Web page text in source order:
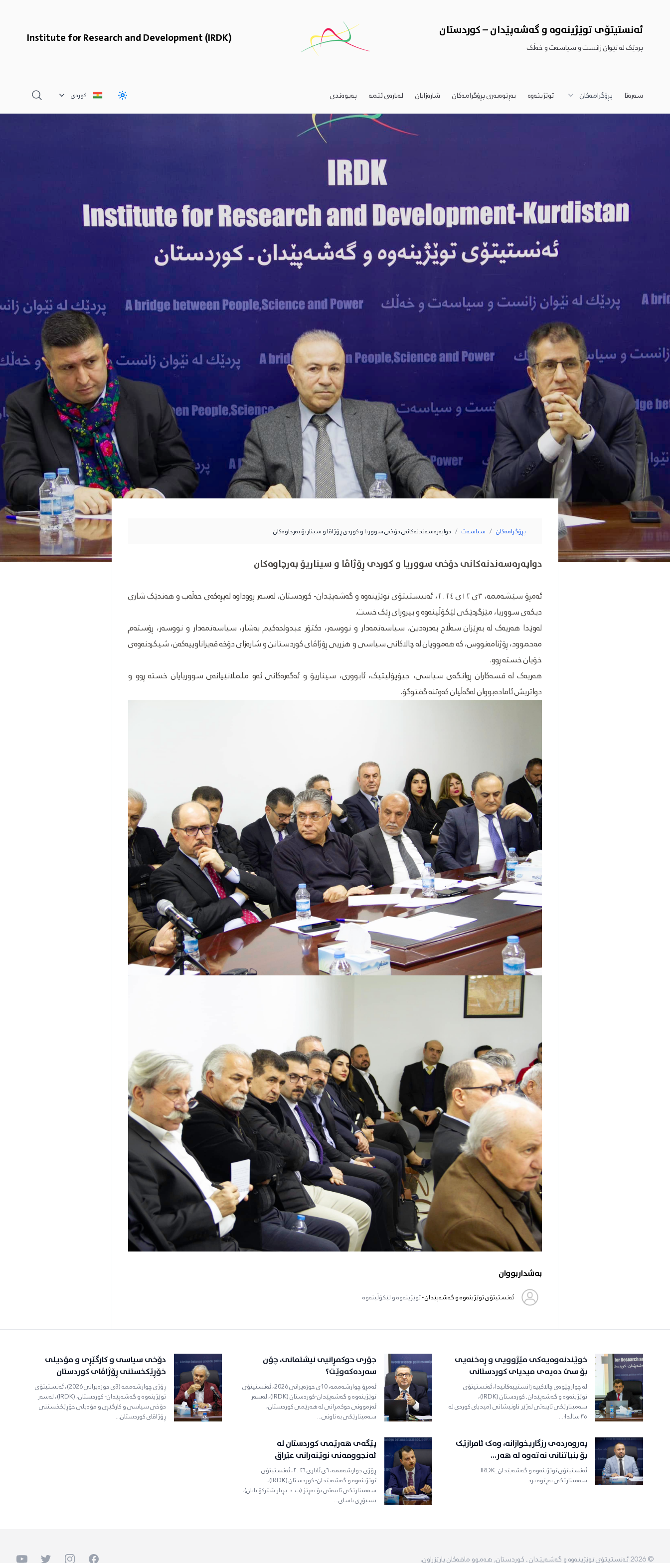
ئەنستیتۆى توێژینەوە و گەشەپێدان – کوردستان
پردێک لە نێوان زانست و سیاسەت و خەڵک
Institute for Research and Development (IRDK)
سەرەتا پڕۆگرامەکان توێژینەوە بەڕێوەبەری پڕۆگرامەکان شارەزایان لەبارەى ئێمە پەیوەندی کوردی, change language
پڕۆگرامەکان / سیاسەت / دواپەرەسەندنەکانی دۆخی سووریا و کوردی ڕۆژاڤا و سیناریۆ بەرچاوەکان
دواپەرەسەندنەکانی دۆخی سووریا و کوردی ڕۆژاڤا و سیناریۆ بەرچاوەکان
ئەمڕۆ سێشەممە، ٣ی ١٢ی ٢٠٢٤، ئەنیستیتۆی توێژینەوە و گەشەپێدان- کوردستان، لەسەر ڕووداوە لەپڕەکەی حەڵەب و هەندێک شاری
دیکەی سووریا، مێزگردێکی لێکۆڵینەوە و بیروڕای ڕێک خست.
لەوێدا هەریەک لە بەڕێزان سەڵاح بەدرەدین، سیاسەتمەدار و نووسەر، دکتۆر عبدولحەکیم بەشار، سیاسەتمەدار و نووسەر، ڕۆستەم
مەحموود، ڕۆژنامەنووس، کە هەموویان لە چالاکانی سیاسی و هزریی ڕۆژاڤای کوردستانن و شارەزای دۆخە قەیراناوییەکەن، شیکردنەوەی
خۆیان خستە ڕوو.
هەریەک لە قسەکاران ڕوانگەی سیاسی، جیۆپۆلیتیک، ئابووری، سیناریۆ و ئەگەرەکانی ئەو ململانێیانەی سووریایان خستە ڕوو و
دواتریش ئامادەبووان لەگەڵیان کەوتنە گفتوگۆ.
بەشداربووان
ئەنستیتۆی توێژینەوە و گەشەپێدان -توێژینەوە و لێکۆڵینەوە
خوێندنەوەیەکی مێژوویی و ڕەخنەیی
بۆ سێ دەیەی میدیای کوردستانی
لە چوارچێوەی چالاکییە زانستییەکانیدا، ئەنستیتۆی
توێژینەوە و گەشەپێدان ـ کوردستان (IRDK)،
سەمینارێکی تایبەتی لەژێر ناونیشانی (میدیای کوردی لە
٣٥ ساڵدا؛...
جۆری حوکمڕانیی نیشتمانی، چۆن
سەردەکەوێت؟
ئەمڕۆ چوارشەممە، 10ی حوزەیرانی 2026، ئەنستیتۆی
توێژینەوە و گەشەپێدان-کوردستان (IRDK)، لەسەر
ئەزموونی حوکمڕانی لە هەرێمی کوردستان،
سەمینارێکی بە ناونی...
دۆخی سیاسی و کارگێڕی و مۆدیلی
خۆڕێکخستنی ڕۆژاڤای کوردستان
ڕۆژی چوارشەممە (3ی حوزەیرانی 2026)، ئەنستیتۆی
توێژینەوە و گەشەپێدان- کوردستان، (IRDK)، لەسەر
دۆخی سیاسی و کارگێڕی و مۆدیلی خۆڕێکخستنی
ڕۆژاڤای کوردستان...
پەروەردەی رزگاریخوازانە، وەک ئامرازێک
بۆ بنیاتنانی نەتەوە لە هەر...
ئەنستیتۆی توێژینەوە و گەشەپێدان_IRDK
سەمینارێکی بەڕێوە برد
پێگەى هەرێمی کوردستان لە
ئەنجوومەنی نوێنەرانی عێراق
ڕۆژى چوارشەممە، ٦ى ئایارى ٢٠٢٦، ئەنستیتۆى
توێژینەوە و گەشەپێدان- کوردستان (IRDK)،
سەمینارێکی تایبەتی بۆ بەڕێز (پ. د. بڕیار شێرکۆ بابان)،
پسپۆڕی یاساى...
Facebook
Instagram
Twitter
Youtube © 2026 ئەنستیتۆی توێژینەوە و گەشەپێدان ـ کوردستان, هەموو مافەکان پارێزراون.